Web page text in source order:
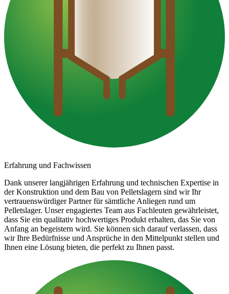
Erfahrung und Fachwissen
Dank unserer langjährigen Erfahrung und technischen Expertise in
der Konstruktion und dem Bau von Pelletslagern sind wir Ihr
vertrauenswürdiger Partner für sämtliche Anliegen rund um
Pelletslager. Unser engagiertes Team aus Fachleuten gewährleistet,
dass Sie ein qualitativ hochwertiges Produkt erhalten, das Sie von
Anfang an begeistern wird. Sie können sich darauf verlassen, dass
wir Ihre Bedürfnisse und Ansprüche in den Mittelpunkt stellen und
Ihnen eine Lösung bieten, die perfekt zu Ihnen passt.